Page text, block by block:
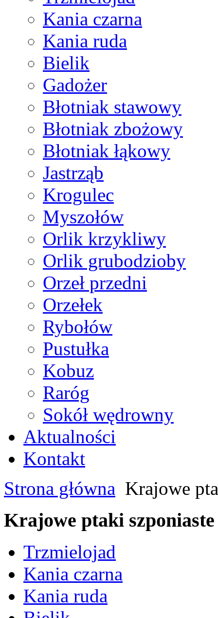
Kania czarna
Kania ruda
Bielik
Gadożer
Błotniak stawowy
Błotniak zbożowy
Błotniak łąkowy
Jastrząb
Krogulec
Myszołów
Orlik krzykliwy
Orlik grubodzioby
Orzeł przedni
Orzełek
Rybołów
Pustułka
Kobuz
Raróg
Sokół wędrowny
Aktualności
Kontakt
Strona główna Krajowe
Krajowe ptaki szponiaste
Trzmielojad
Kania czarna
Kania ruda